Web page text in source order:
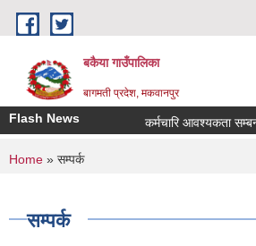
Skip to main content
बकैया गाउँपालिका
बागमती प्रदेश, मकवानपुर
Flash News कर्मचारि आवश्यकता
You are here
Home » सम्पर्क
सम्पर्क